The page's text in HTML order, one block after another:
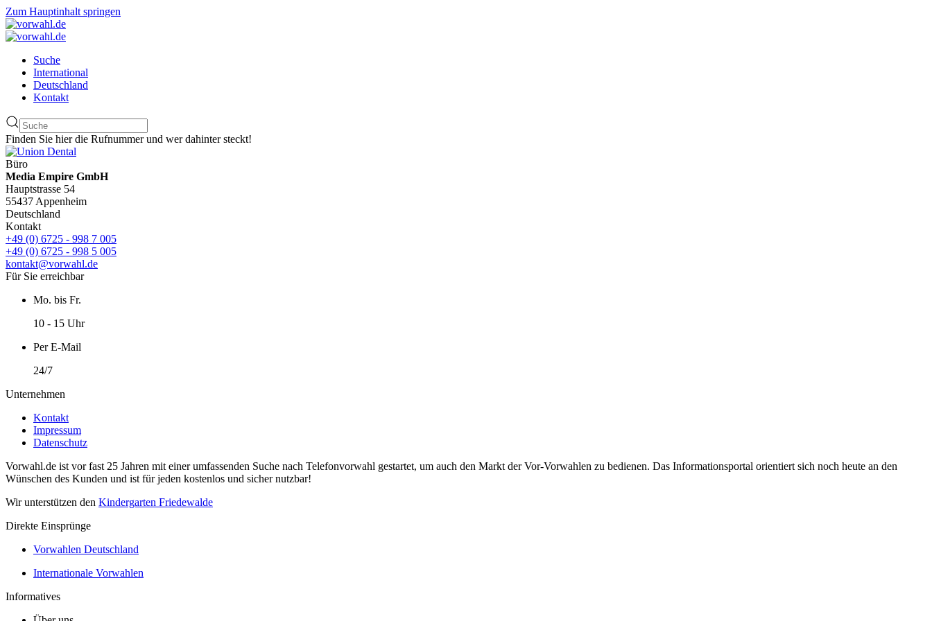
Zum Hauptinhalt springen
Suche
International
Deutschland
Kontakt
Finden Sie hier die Rufnummer und wer dahinter steckt!
Büro
Media Empire GmbH
Hauptstrasse 54
55437 Appenheim
Deutschland
Kontakt
+49 (0) 6725 - 998 7 005
+49 (0) 6725 - 998 5 005
kontakt@vorwahl.de
Für Sie erreichbar
Mo. bis Fr.
10 - 15 Uhr
Per E-Mail
24/7
Unternehmen
Kontakt
Impressum
Datenschutz
Vorwahl.de ist vor fast 25 Jahren mit einer umfassenden Suche nach Telefonvorwahl gestartet, um auch den Markt der Vor-Vorwahlen zu bedienen. Das Informationsportal orientiert sich noch heute an den
Wünschen des Kunden und ist für jeden kostenlos und sicher nutzbar!
Wir unterstützen den Kindergarten Friedewalde
Direkte Einsprünge
Vorwahlen Deutschland
Internationale Vorwahlen
Informatives